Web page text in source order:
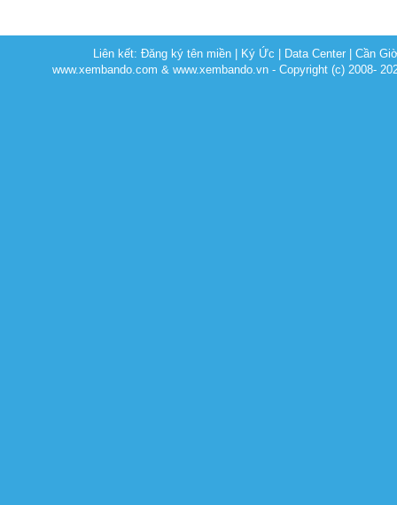
Liên kết:Đăng ký tên miền Ký Ức Data Center |Cần
www.xembando.com & www.xembando.vn - Copyright (c) 2008-